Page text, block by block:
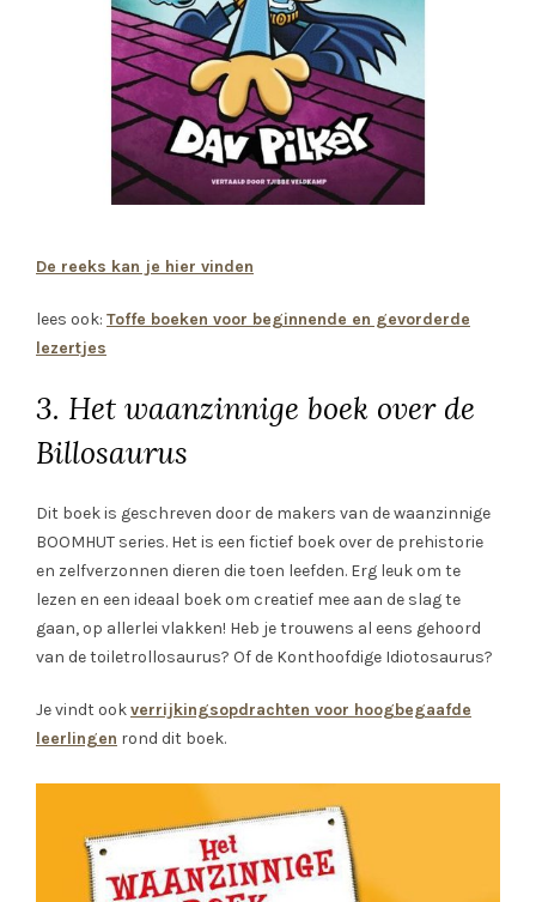
De reeks kan je hier vinden
lees ook: Toffe boeken voor beginnende en gevorderde
lezertjes
3. Het waanzinnige boek over de
Billosaurus
Dit boek is geschreven door de makers van de waanzinnige
BOOMHUT series. Het is een fictief boek over de prehistorie
en zelfverzonnen dieren die toen leefden. Erg leuk om te
lezen en een ideaal boek om creatief mee aan de slag te
gaan, op allerlei vlakken! Heb je trouwens al eens gehoord
van de toiletrollosaurus? Of de Konthoofdige Idiotosaurus?
Je vindt ookverrijkingsopdrachten voor hoogbegaafde
leerlingen rond dit boek.